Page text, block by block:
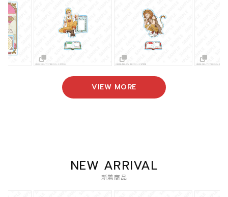
VIEW MORE
NEW ARRIVAL
新着商品